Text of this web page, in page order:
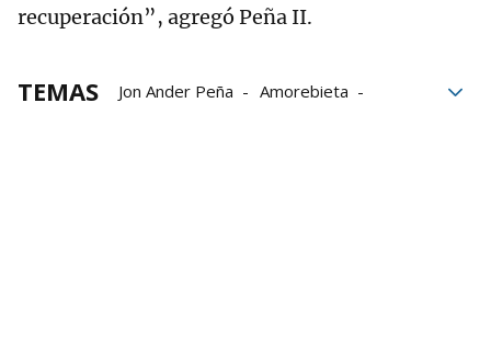
recuperación”, agregó Peña II.
TEMAS Jon Ander Peña
Amorebieta